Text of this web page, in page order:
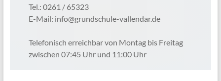
Tel.: 0261 / 65323
E-Mail: info@grundschule-vallendar.de
Telefonisch erreichbar von Montag bis Freitag
zwischen 07:45 Uhr und 11:00 Uhr